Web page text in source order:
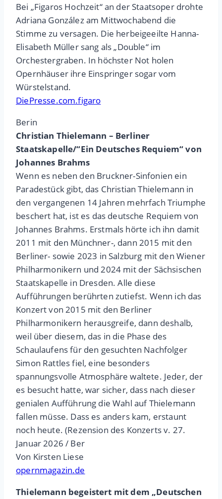
Bei „Figaros Hochzeit“ an der Staatsoper drohte
Adriana González am Mittwochabend die
Stimme zu versagen. Die herbeigeeilte Hanna-
Elisabeth Müller sang als „Double“ im
Orchestergraben. In höchster Not holen
Opernhäuser ihre Einspringer sogar vom
Würstelstand.
DiePresse.com.figaro
Berin
Christian Thielemann – Berliner
Staatskapelle/“Ein Deutsches Requiem“ von
Johannes Brahms
Wenn es neben den Bruckner-Sinfonien ein
Paradestück gibt, das Christian Thielemann in
den vergangenen 14 Jahren mehrfach Triumphe
beschert hat, ist es das deutsche Requiem von
Johannes Brahms. Erstmals hörte ich ihn damit
2011 mit den Münchner-, dann 2015 mit den
Berliner- sowie 2023 in Salzburg mit den Wiener
Philharmonikern und 2024 mit der Sächsischen
Staatskapelle in Dresden. Alle diese
Aufführungen berührten zutiefst. Wenn ich das
Konzert von 2015 mit den Berliner
Philharmonikern herausgreife, dann deshalb,
weil über diesem, das in die Phase des
Schaulaufens für den gesuchten Nachfolger
Simon Rattles fiel, eine besonders
spannungsvolle Atmosphäre waltete. Jeder, der
es besucht hatte, war sicher, dass nach dieser
genialen Aufführung die Wahl auf Thielemann
fallen müsse. Dass es anders kam, erstaunt
noch heute. (Rezension des Konzerts v. 27.
Januar 2026 / Ber
Von Kirsten Liese
opernmagazin.de
Thielemann begeistert mit dem „Deutschen